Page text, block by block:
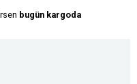
bugün kargoda